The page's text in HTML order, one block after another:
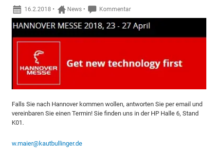
16.2.2018 • News • Kommentar
Falls Sie nach Hannover kommen wollen, antworten Sie per email und
vereinbaren Sie einen Termin! Sie finden uns in der HP Halle 6, Stand
K01.
w.maier@kautbullinger.de